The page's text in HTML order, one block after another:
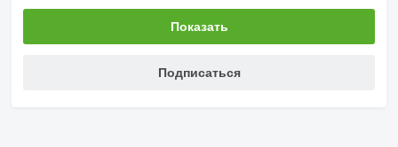
Показать
Подписаться